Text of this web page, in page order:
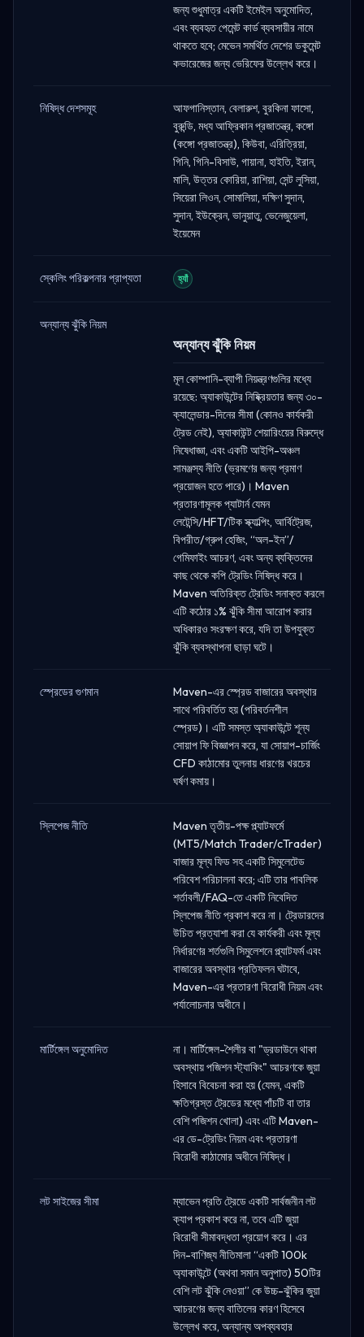
জন্য শুধুমাত্র একটি ইমেইল অনুমোদিত,
এবং ব্যবহৃত পেমেন্ট কার্ড ব্যবসায়ীর নামে
থাকতে হবে; মেভেন সমর্থিত দেশের ডকুমেন্ট
কভারেজের জন্য ভেরিফের উল্লেখ করে।
নিষিদ্ধ দেশসমূহ
আফগানিস্তান, বেলারুশ, বুরকিনা ফাসো,
বুরুন্ডি, মধ্য আফ্রিকান প্রজাতন্ত্র, কঙ্গো
(কঙ্গো প্রজাতন্ত্র), কিউবা, এরিত্রিয়া,
গিনি, গিনি-বিসাউ, গায়ানা, হাইতি, ইরান,
মালি, উত্তর কোরিয়া, রাশিয়া, সেন্ট লুসিয়া,
সিয়েরা লিওন, সোমালিয়া, দক্ষিণ সুদান,
সুদান, ইউক্রেন, ভানুয়াতু, ভেনেজুয়েলা,
ইয়েমেন
স্কেলিং পরিকল্পনার প্রাপ্যতা হ্যাঁ
অন্যান্য ঝুঁকি নিয়ম
অন্যান্য ঝুঁকি নিয়ম
মূল কোম্পানি-ব্যাপী নিয়ন্ত্রণগুলির মধ্যে
রয়েছে: অ্যাকাউন্টের নিষ্ক্রিয়তার জন্য ৩০-
ক্যালেন্ডার-দিনের সীমা (কোনও কার্যকরী
ট্রেড নেই), অ্যাকাউন্ট শেয়ারিংয়ের বিরুদ্ধে
নিষেধাজ্ঞা, এবং একটি আইপি-অঞ্চল
সামঞ্জস্য নীতি (ভ্রমণের জন্য প্রমাণ
প্রয়োজন হতে পারে)। Maven
প্রতারণামূলক প্যাটার্ন যেমন
লেটেন্সি/HFT/টিক স্ক্যাল্পিং, আর্বিট্রেজ,
বিপরীত/গ্রুপ হেজিং, “অল-ইন”/
গেমিফাইং আচরণ, এবং অন্য ব্যক্তিদের
কাছ থেকে কপি ট্রেডিং নিষিদ্ধ করে।
Maven অতিরিক্ত ট্রেডিং সনাক্ত করলে
এটি কঠোর ১% ঝুঁকি সীমা আরোপ করার
অধিকারও সংরক্ষণ করে, যদি তা উপযুক্ত
ঝুঁকি ব্যবস্থাপনা ছাড়া ঘটে।
স্প্রেডের গুণমান
Maven-এর স্প্রেড বাজারের অবস্থার
সাথে পরিবর্তিত হয় (পরিবর্তনশীল
স্প্রেড)। এটি সমস্ত অ্যাকাউন্টে শূন্য
সোয়াপ ফি বিজ্ঞাপন করে, যা সোয়াপ-চার্জিং
CFD কাঠামোর তুলনায় ধারণের খরচের
ঘর্ষণ কমায়।
স্লিপেজ নীতি
Maven তৃতীয়-পক্ষ প্ল্যাটফর্মে
(MT5/Match Trader/cTrader)
বাজার মূল্য ফিড সহ একটি সিমুলেটেড
পরিবেশ পরিচালনা করে; এটি তার পাবলিক
শর্তাবলী/FAQ-তে একটি নিবেদিত
স্লিপেজ নীতি প্রকাশ করে না। ট্রেডারদের
উচিত প্রত্যাশা করা যে কার্যকরী এবং মূল্য
নির্ধারণের শর্তগুলি সিমুলেশনে প্ল্যাটফর্ম এবং
বাজারের অবস্থার প্রতিফলন ঘটাবে,
Maven-এর প্রতারণা বিরোধী নিয়ম এবং
পর্যালোচনার অধীনে।
মার্টিঙ্গেল অনুমোদিত
না। মার্টিঙ্গেল-শৈলীর বা "ড্রডাউনে থাকা
অবস্থায় পজিশন স্ট্যাকিং" আচরণকে জুয়া
হিসাবে বিবেচনা করা হয় (যেমন, একটি
ক্ষতিগ্রস্ত ট্রেডের মধ্যে পাঁচটি বা তার
বেশি পজিশন খোলা) এবং এটি Maven-
এর ডে-ট্রেডিং নিয়ম এবং প্রতারণা
বিরোধী কাঠামোর অধীনে নিষিদ্ধ।
লট সাইজের সীমা
ম্যাভেন প্রতি ট্রেডে একটি সার্বজনীন লট
ক্যাপ প্রকাশ করে না, তবে এটি জুয়া
বিরোধী সীমাবদ্ধতা প্রয়োগ করে। এর
দিন-বাণিজ্য নীতিমালা “একটি 100k
অ্যাকাউন্টে (অথবা সমান অনুপাত) 50টির
বেশি লট ঝুঁকি নেওয়া” কে উচ্চ-ঝুঁকির জুয়া
আচরণের জন্য বাতিলের কারণ হিসেবে
উল্লেখ করে, অন্যান্য অপব্যবহার